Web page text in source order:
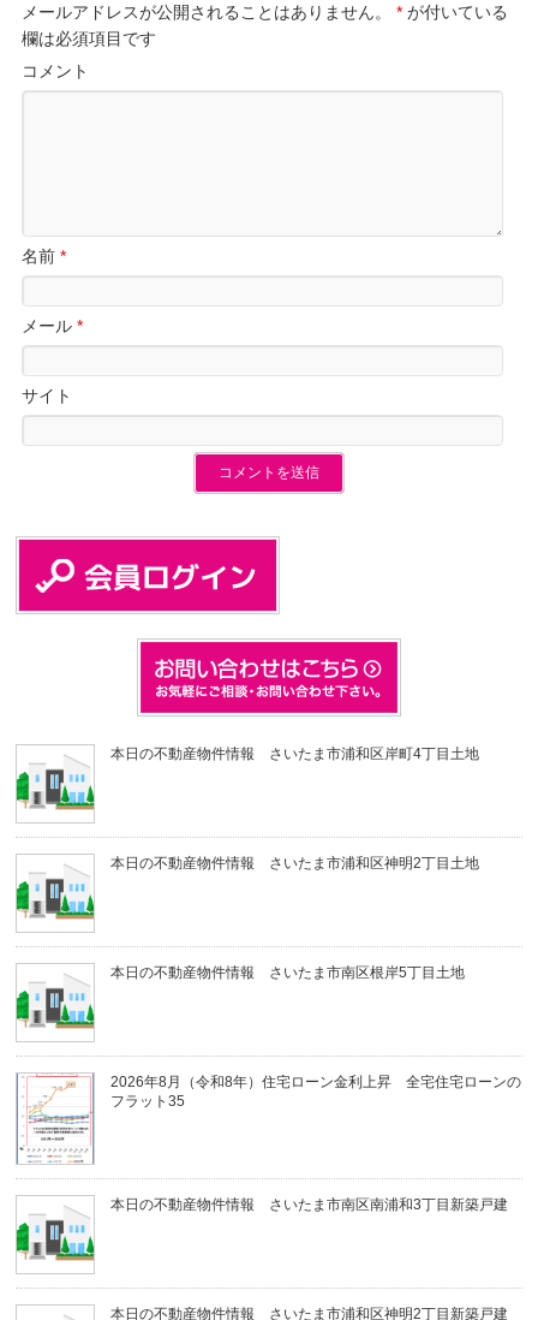
メールアドレスが公開されることはありません。 * が付いている
欄は必須項目です
コメント
名前*
メール*
サイト
本日の不動産物件情報 さいたま市浦和区岸町4丁目土地
本日の不動産物件情報 さいたま市浦和区神明2丁目土地
本日の不動産物件情報 さいたま市南区根岸5丁目土地
2026年8月（令和8年）住宅ローン金利上昇 全宅住宅ローンの
フラット35
本日の不動産物件情報 さいたま市南区南浦和3丁目新築戸建
本日の不動産物件情報 さいたま市浦和区神明2丁目新築戸建